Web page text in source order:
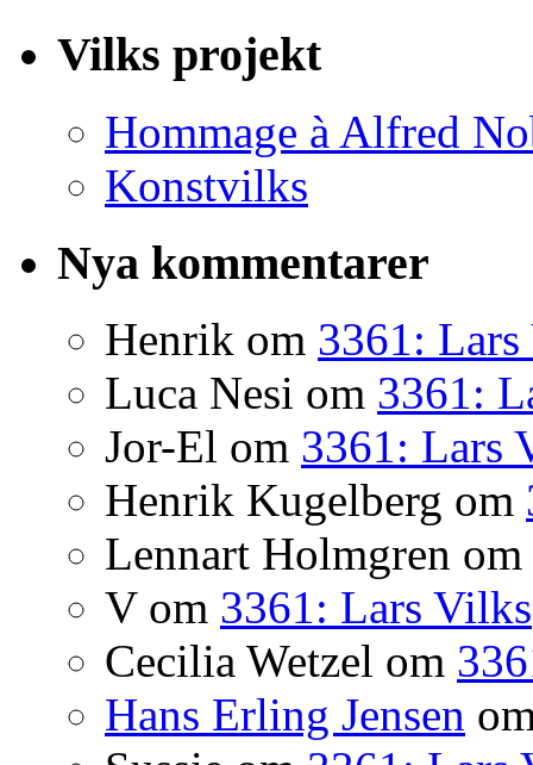
Vilks projekt
Hommage à Alfred
Konstvilks
Nya kommentarer
Henrik om 3361:
Luca Nesi om 3361:
Jor-El om 3361: Lars
Henrik Kugelberg om
Lennart Holmgren om
Vom 3361: Lars Vilks
Cecilia Wetzel om
Hans Erling Jensen